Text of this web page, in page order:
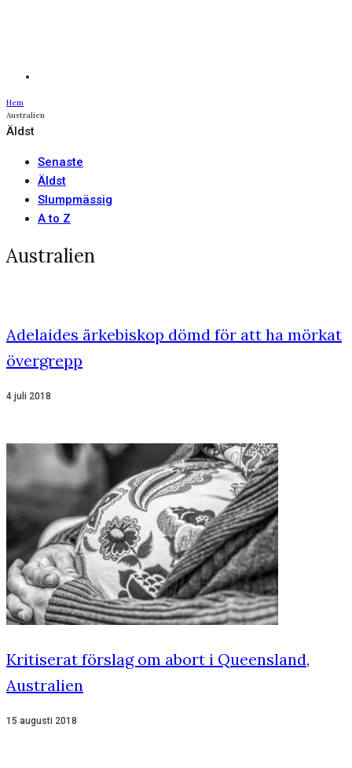
Hem
Australien
Äldst
Senaste
Äldst
Slumpmässig
A to Z
Australien
Adelaides ärkebiskop dömd för att ha mörkat
övergrepp
4 juli 2018
Kritiserat förslag om abort i Queensland,
Australien
15 augusti 2018